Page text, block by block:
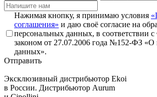
Нажимая кнопку, я принимаю условия
соглашения» и даю своё согласие на
персональных данных, в соответствии
законом от 27.07.2006 года №152-ФЗ «О
данных».
Отправить
Эксклюзивный дистрибьютор Ekoi
в России. Дистрибьютор Aurum